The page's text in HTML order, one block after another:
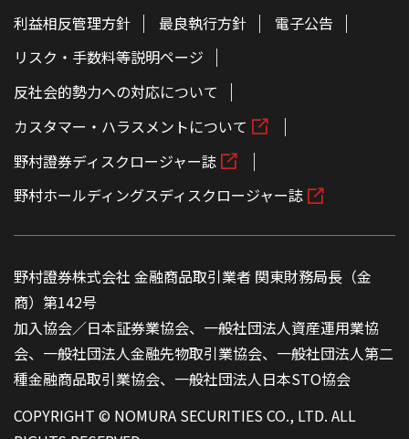
利益相反管理方針
最良執行方針
電子公告
リスク・手数料等説明ページ
反社会的勢力への対応について
カスタマー・ハラスメントについて
野村證券ディスクロージャー誌
野村ホールディングスディスクロージャー誌
野村證券株式会社 金融商品取引業者 関東財務局長（金
商）第142号
加入協会／日本証券業協会、一般社団法人資産運用業協
会、一般社団法人金融先物取引業協会、一般社団法人第二
種金融商品取引業協会、一般社団法人日本STO協会
COPYRIGHT © NOMURA SECURITIES CO., LTD. ALL